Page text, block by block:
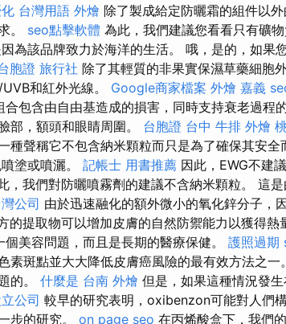
台灣用語 外燴 除了製成給定防曬霜的組件以
。 seo點擊軟體 為此，我們建議您看看只有礦物
為該品牌致力於海洋的生活。 哦，是的，如果
胞證 旅行社 除了其輕質的非果實保濕草藥細胞
和紅外光線。 Google商家檔案 外燴 嘉義
包含由自由基造成的損害，同時支持衰老過程
部，額頭和眼睛周圍。 台胞證 台中 牛排 外燴
種聲稱它不包含納米顆粒而只是為了確保其安全
塗或噴灑。 記帳士 用書推薦 因此，EWG不建
，我們對防曬噴霧劑的建議不含納米顆粒。 這
公司 由於迅速融化的額外微小的氧化鋅分子，
的提取物可以增加皮膚的自然防禦能力以獲得熱
美容問題，而且是長期的醫療保健。 護照過期
素斑點並大大降低皮膚癌風險的最有效方法之一
的。 什麼是 台南 外燴 但是，如果這種情況發
公司 較早的研究表明，oxibenzon可能對人們
步的研究。 on page seo 在丙烯酸​​​​盒下，我們